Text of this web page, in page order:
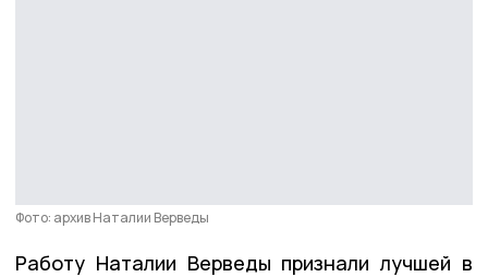
Фото: архив Наталии Верведы
Работу Наталии Верведы признали лучшей в